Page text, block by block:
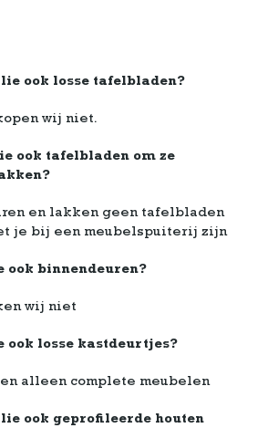
ook losse tafelbladen?
wij niet.
ook tafelbladen om ze
en lakken geen tafelbladen
je bij een meubelspuiterij zijn
ook binnendeuren?
wij niet
losse kastdeurtjes?
alleen complete meubelen
ook geprofileerde houten